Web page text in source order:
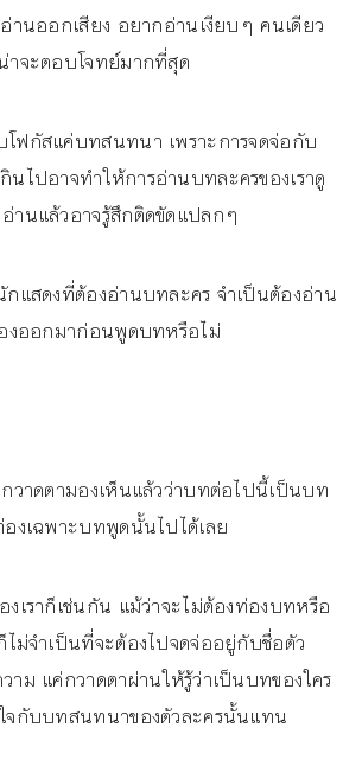
านออกเสียง อยากอ่านเงียบๆ คนเดียว
าจะตอบโจทย์มากที่สุด
ฟกัสแค่บทสนทนา เพราะการจดจ่อกับ
ไปอาจทำให้การอ่านบทละครของเราดู
นแล้วอาจรู้สึกติดขัดแปลกๆ
กแสดงที่ต้องอ่านบทละคร จำเป็นต้องอ่าน
องออกมาก่อนพูดบทหรือไม่
กวาดตามองเห็นแล้วว่าบทต่อไปนี้เป็นบท
งเฉพาะบทพูดนั้นไปได้เลย
เราก็เช่นกัน แม้ว่าจะไม่ต้องท่องบทหรือ
ไม่จำเป็นที่จะต้องไปจดจ่ออยู่กับชื่อตัว
ม แค่กวาดตาผ่านให้รู้ว่าเป็นบทของใคร
จกับบทสนทนาของตัวละครนั้นแทน